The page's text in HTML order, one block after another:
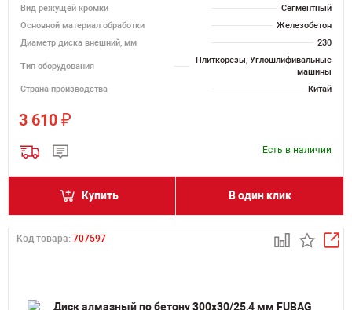
Вид режущей кромки
Сегментный
Основной материал обработки
Железобетон
Диаметр диска внешний, мм
230
Тип оборудования
Плиткорезы, Углошлифивальные
машины
Страна производства
Китай
3 610 ₽
Есть в наличии
Купить В один клик
Код товара: 707597